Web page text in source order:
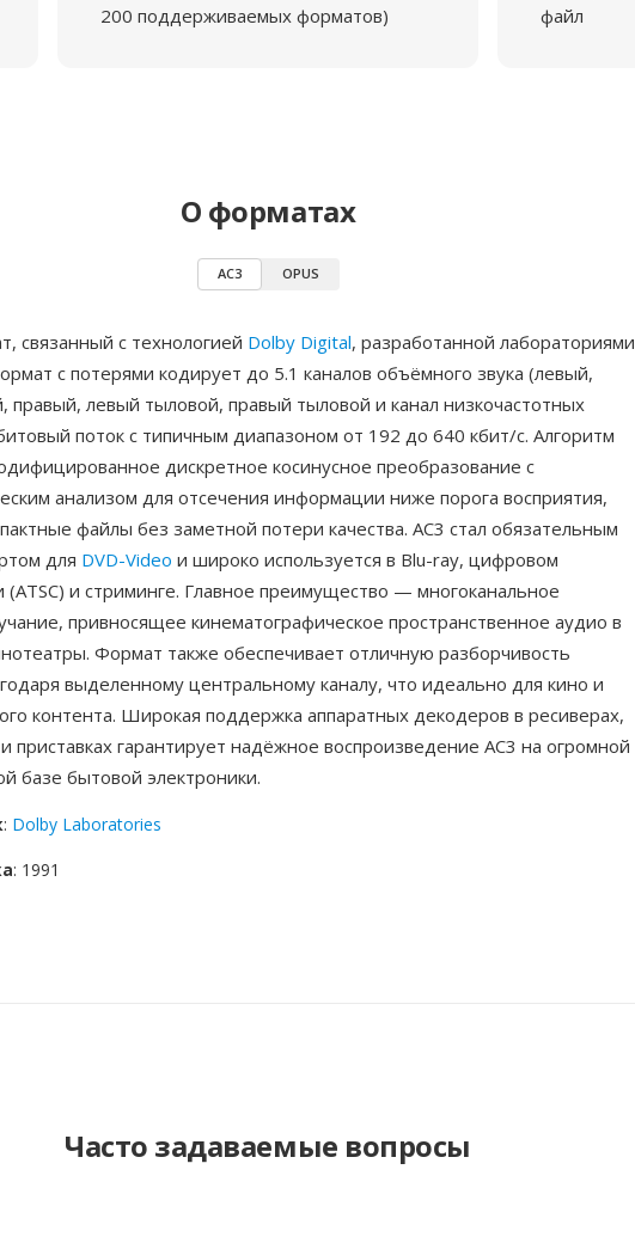
200 поддерживаемых форматов)
файл
О форматах
AC3 OPUS
связанный с технологией Dolby Digital, разработанной лабораториями
с потерями кодирует до 5.1 каналов объёмного звука (левый,
правый, левый тыловой, правый тыловой и канал низкочастотных
поток с типичным диапазоном от 192 до 640 кбит/с. Алгоритм
дискретное косинусное преобразование с
анализом для отсечения информации ниже порога восприятия,
файлы без заметной потери качества. AC3 стал обязательным
для DVD-Video и широко используется в Blu-ray, цифровом
и стриминге. Главное преимущество — многоканальное
привносящее кинематографическое пространственное аудио в
Формат также обеспечивает отличную разборчивость
выделенному центральному каналу, что идеально для кино и
контента. Широкая поддержка аппаратных декодеров в ресиверах,
приставках гарантирует надёжное воспроизведение AC3 на огромной
базе бытовой электроники.
: Dolby Laboratories
: 1991
Часто задаваемые вопросы